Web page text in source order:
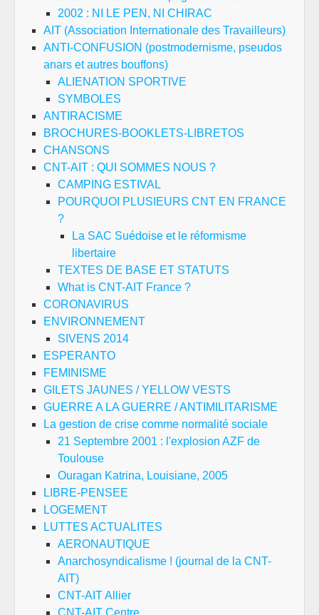
2002 : NI LE PEN, NI CHIRAC
AIT (Association Internationale des Travailleurs)
ANTI-CONFUSION (postmodernisme, pseudos
anars et autres bouffons)
ALIENATION SPORTIVE
SYMBOLES
ANTIRACISME
BROCHURES-BOOKLETS-LIBRETOS
CHANSONS
CNT-AIT : QUI SOMMES NOUS ?
CAMPING ESTIVAL
POURQUOI PLUSIEURS CNT EN FRANCE
?
La SAC Suédoise et le réformisme
libertaire
TEXTES DE BASE ET STATUTS
What is CNT-AIT France ?
CORONAVIRUS
ENVIRONNEMENT
SIVENS 2014
ESPERANTO
FEMINISME
GILETS JAUNES / YELLOW VESTS
GUERRE A LA GUERRE / ANTIMILITARISME
La gestion de crise comme normalité sociale
21 Septembre 2001 : l'explosion AZF de
Toulouse
Ouragan Katrina, Louisiane, 2005
LIBRE-PENSEE
LOGEMENT
LUTTES ACTUALITES
AERONAUTIQUE
Anarchosyndicalisme ! (journal de la CNT-
AIT)
CNT-AIT Allier